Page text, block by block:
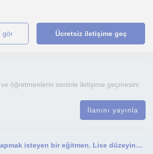
gör Ücretsiz iletişime geç
öğretmenlerin seninle iletişime geçmesini
İlanını yayınla
Kendi mesleğini yapmak isteyen bir eğitmen. Lise düzeyindeki öğrencilere yönelik dersler verdim.